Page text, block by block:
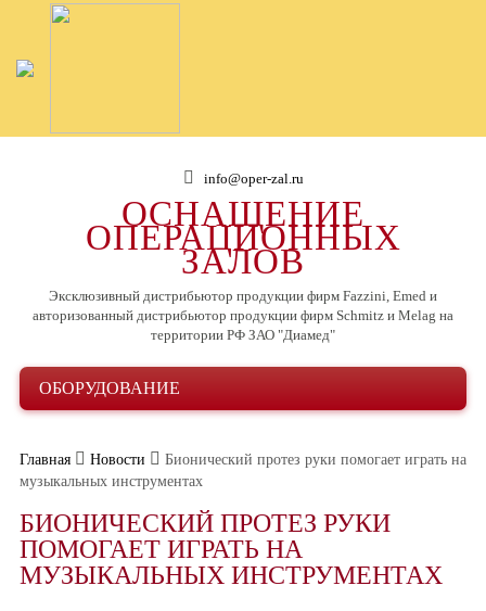
info@oper-zal.ru
ОСНАЩЕНИЕ
ОПЕРАЦИОННЫХ
ЗАЛОВ
Эксклюзивный дистрибьютор продукции фирм Fazzini, Emed и
авторизованный дистрибьютор продукции фирм Schmitz и Melag на
территории РФ ЗАО "Диамед"
ОБОРУДОВАНИЕ
Главная Новости
Бионический протез руки помогает играть на
музыкальных инструментах
БИОНИЧЕСКИЙ ПРОТЕЗ РУКИ
ПОМОГАЕТ ИГРАТЬ НА
МУЗЫКАЛЬНЫХ ИНСТРУМЕНТАХ